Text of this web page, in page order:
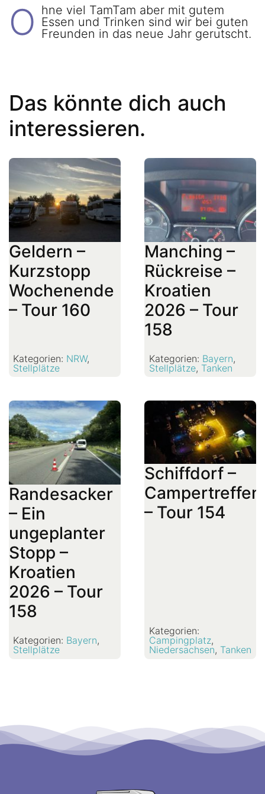
O hne viel TamTam aber mit gutem
Essen und Trinken sind wir bei guten
Freunden in das neue Jahr gerutscht.
Das könnte dich auch
interessieren.
Geldern –
Kurzstopp
Wochenende
– Tour 160
Kategorien: NRW,
Stellplätze
Manching –
Rückreise –
Kroatien
2026 – Tour
158
Kategorien: Bayern,
Stellplätze, Tanken
Randesacker
– Ein
ungeplanter
Stopp –
Kroatien
2026 – Tour
158
Kategorien: Bayern,
Stellplätze
Schiffdorf –
Campertreffen
– Tour 154
Kategorien:
Campingplatz,
Niedersachsen, Tanken